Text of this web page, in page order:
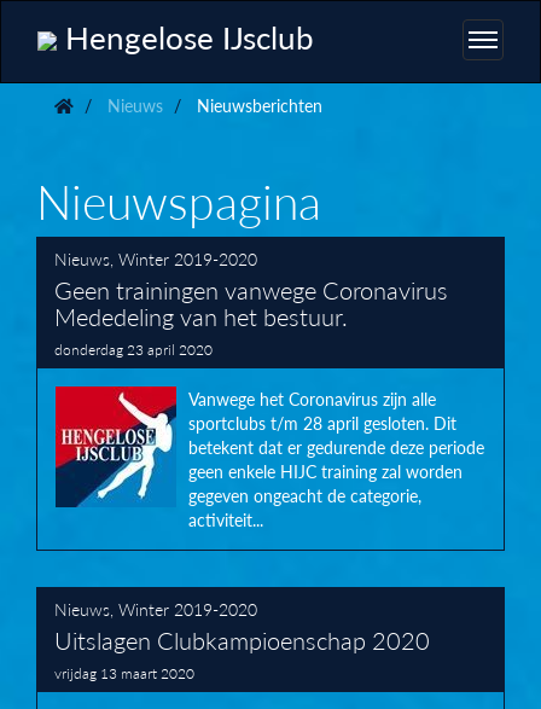
Hengelose IJsclub
Nieuws Nieuwsberichten
Nieuwspagina
Nieuws Winter 2019-2020
Geen trainingen vanwege Coronavirus
Mededeling van het bestuur.
donderdag 23 april 2020
Vanwege het Coronavirus zijn alle
sportclubs t/m 28 april gesloten. Dit
betekent dat er gedurende deze periode
geen enkele HIJC training zal worden
gegeven ongeacht de categorie,
activiteit...
Nieuws Winter 2019-2020
Uitslagen Clubkampioenschap 2020
vrijdag 13 maart 2020